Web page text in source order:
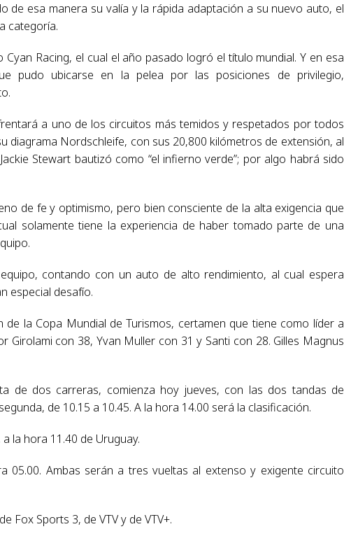
de esa manera su valía y la rápida adaptación a su nuevo auto, el
categoría.
Racing, el cual el año pasado logró el título mundial. Y en esa
pudo ubicarse en la pelea por las posiciones de privilegio,
a uno de los circuitos más temidos y respetados por todos
diagrama Nordschleife, con sus 20,800 kilómetros de extensión, al
Stewart bautizó como “el infierno verde”; por algo habrá sido
de fe y optimismo, pero bien consciente de la alta exigencia que
solamente tiene la experiencia de haber tomado parte de una
contando con un auto de alto rendimiento, al cual espera
especial desafío.
la Copa Mundial de Turismos, certamen que tiene como líder a
con 38, Yvan Muller con 31 y Santi con 28. Gilles Magnus
de dos carreras, comienza hoy jueves, con las dos tandas de
de 10.15 a 10.45. A la hora 14.00 será la clasificación.
la hora 11.40 de Uruguay.
05.00. Ambas serán a tres vueltas al extenso y exigente circuito
Fox Sports 3, de VTV y de VTV+.